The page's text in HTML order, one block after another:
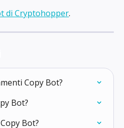
di Cryptohopper.
Copy Bot?
Bot?
Bot?